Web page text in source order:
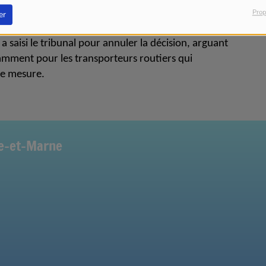
ou non l'arrêté d'interdiction de circulation des
comme le veulent plusieurs maires
saisi le tribunal pour annuler la décision, arguant
pour les transporteurs routiers qui
mesure.
et-Marne